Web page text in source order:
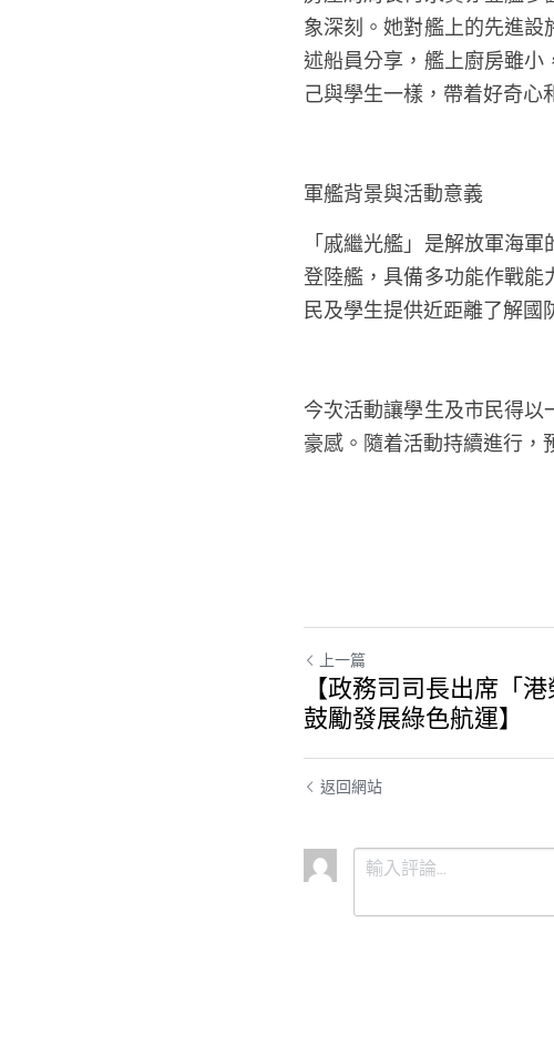
象深刻。她對艦上的先進設
述船員分享，艦上廚房雖小
己與學生一樣，帶着好奇心
軍艦背景與活動意義
「戚繼光艦」是解放軍海
登陸艦，具備多功能作戰能
民及學生提供近距離了解國
今次活動讓學生及市民得
豪感。隨着活動持續進行，
上一篇
【政務司司長出席「
鼓勵發展綠色航運】
返回網站